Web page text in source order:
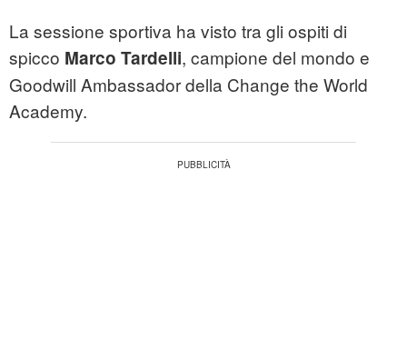
La sessione sportiva ha visto tra gli ospiti di
spicco Marco Tardelli, campione del mondo e
Goodwill Ambassador della Change the World
Academy.